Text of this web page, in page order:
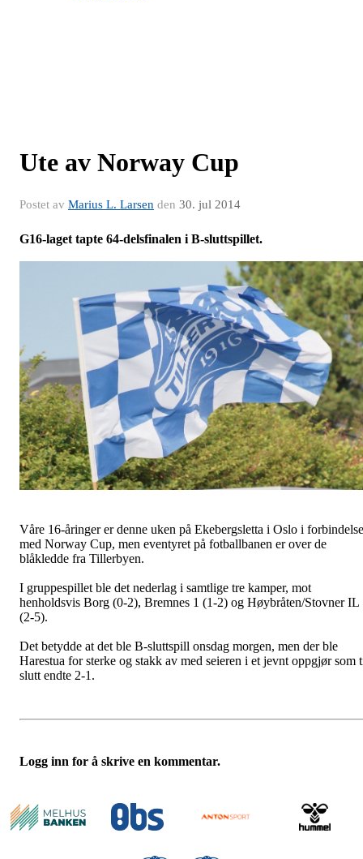
Ute av Norway Cup
Postet av Marius L. Larsen den 30. jul 2014
G16-laget tapte 64-delsfinalen i B-sluttspillet.
Våre 16-åringer er denne uken på Ekebergsletta i Oslo i forbindelse
med Norway Cup, men eventyret på fotballbanen er over de
blåkledde fra Tillerbyen.
I gruppespillet ble det nederlag i samtlige tre kamper, mot
henholdsvis Borg (0-2), Bremnes 1 (1-2) og Høybråten/Stovner IL
(2-5).
Det betydde at det ble B-sluttspill onsdag morgen, men der ble
Harestua for sterke og stakk av med seieren i et jevnt oppgjør som
slutt endte 2-1.
Logg inn for å skrive en kommentar.